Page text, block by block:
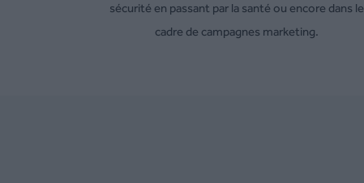
sécurité en passant par la santé ou encore dans le
cadre de campagnes marketing.